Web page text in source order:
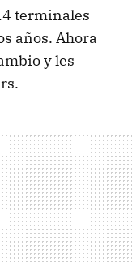
terminales
años. Ahora
y les